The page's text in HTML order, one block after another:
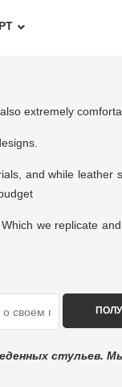
extremely
and while leather
we replicate
стульев.